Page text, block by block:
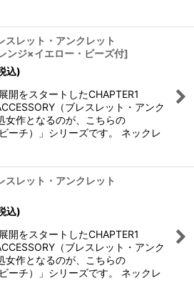
スレット・アンクレット
ンジ×イエロー・ビーズ付]
込)
開をスタートしたCHAPTER1
（ブレスレット・アンク
女作となるのが、こちらの
ビーチ）」シリーズです。 ネックレ
スレット・アンクレット
込)
開をスタートしたCHAPTER1
（ブレスレット・アンク
女作となるのが、こちらの
ビーチ）」シリーズです。 ネックレ